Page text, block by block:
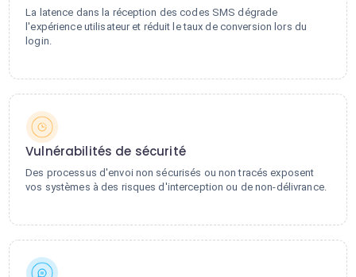
La latence dans la réception des codes SMS dégrade
l'expérience utilisateur et réduit le taux de conversion lors du
login.
Vulnérabilités de sécurité
Des processus d'envoi non sécurisés ou non tracés exposent
vos systèmes à des risques d'interception ou de non-délivrance.